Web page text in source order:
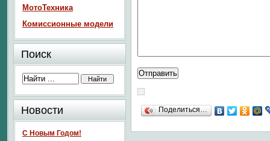
Поделиться…
МотоТехника
Комиссионные модели
Поиск
Новости
С Новым Годом!